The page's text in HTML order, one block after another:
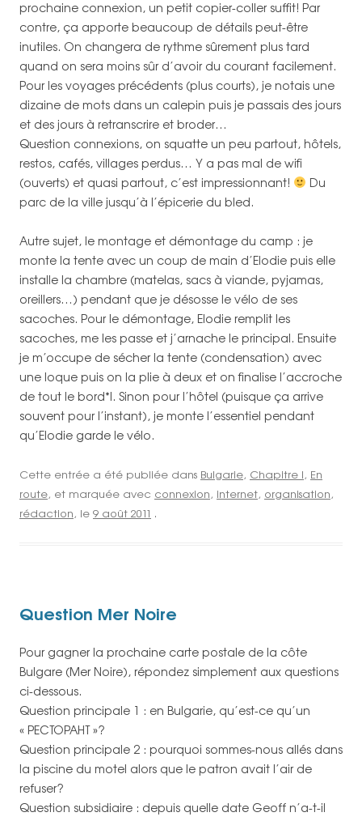
prochaine connexion, un petit copier-coller suffit! Par
contre, ça apporte beaucoup de détails peut-être
inutiles. On changera de rythme sûrement plus tard
quand on sera moins sûr d’avoir du courant facilement.
Pour les voyages précédents (plus courts), je notais une
dizaine de mots dans un calepin puis je passais des jours
et des jours à retranscrire et broder…
Question connexions, on squatte un peu partout, hôtels,
restos, cafés, villages perdus… Y a pas mal de wifi
(ouverts) et quasi partout, c’est impressionnant!
Du
parc de la ville jusqu’à l’épicerie du bled.
Autre sujet, le montage et démontage du camp : je
monte la tente avec un coup de main d’Elodie puis elle
installe la chambre (matelas, sacs à viande, pyjamas,
oreillers…) pendant que je désosse le vélo de ses
sacoches. Pour le démontage, Elodie remplit les
sacoches, me les passe et j’arnache le principal. Ensuite
je m’occupe de sécher la tente (condensation) avec
une loque puis on la plie à deux et on finalise l’accroche
de tout le bord*l. Sinon pour l’hôtel (puisque ça arrive
souvent pour l’instant), je monte l’essentiel pendant
qu’Elodie garde le vélo.
Cette entrée a été publiée dans Bulgarie, Chapitre I, En
route, et marquée avec connexion, internet, organisation,
rédaction, le 9 août 2011 .
Question Mer Noire
Pour gagner la prochaine carte postale de la côte
Bulgare (Mer Noire), répondez simplement aux questions
ci-dessous.
Question principale 1 : en Bulgarie, qu’est-ce qu’un
« PECTOPAHT »?
Question principale 2 : pourquoi sommes-nous allés dans
la piscine du motel alors que le patron avait l’air de
refuser?
Question subsidiaire : depuis quelle date Geoff n’a-t-il